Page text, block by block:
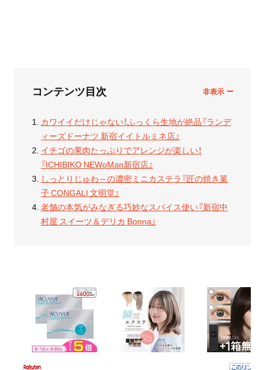
コンテンツ目次
カワイイだけじゃない！ふっくら生地が絶品『ランデ
ィーズドーナツ 新宿イイトルミネ店』
イチゴの果肉たっぷりでアレンジが楽しい！
『ICHIBIKO NEWoMan新宿店』
しっとりじゅわ～の濃密ミニカステラ『匠の焼き菓
子 CONGALI 文明堂』
老舗の本気がみなぎる巧妙なスパイス使い『新宿中
村屋 スイーツ＆デリカ Bonna』